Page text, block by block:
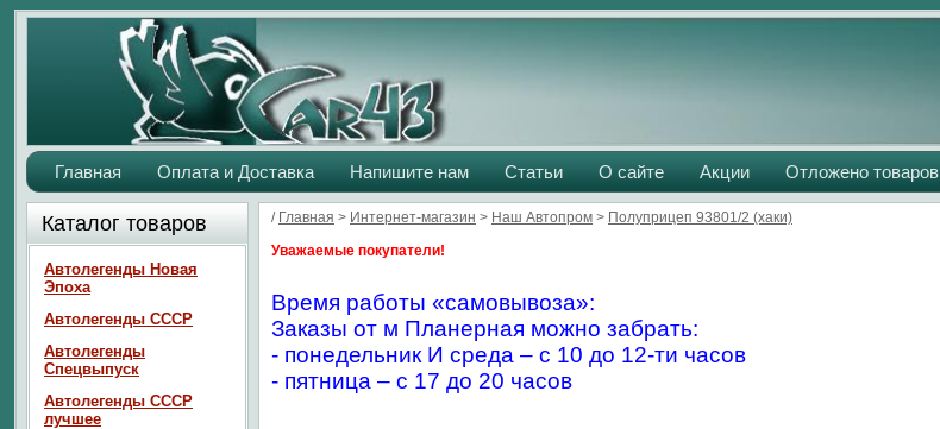
Главная Оплата и Доставка Напишите нам Статьи О сайте Акции Отложено товаров
/ Главная > Интернет-магазин > Наш Aвтопром > Полуприцеп 93801/2 (хаки)
Уважаемые покупатели!
Время работы «самовывоза»:
Заказы от м Планерная можно забрать:
- понедельник И среда – с 10 до 12-ти часов
- пятница – с 17 до 20 часов
Каталог товаров
Автолегенды Новая
Эпоха
Автолегенды СССР
Автолегенды
Спецвыпуск
Автолегенды СССР
лучшее